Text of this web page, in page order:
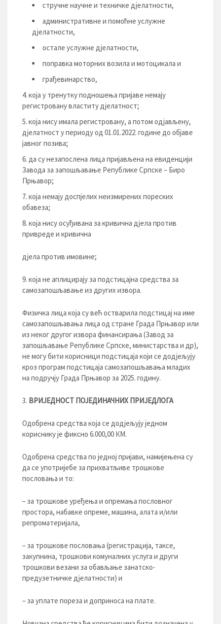
стручне научне и техничке дјелатности,
административне и помоћне услужне
дјелатности,
остале услужне дјелатности,
поправка моторних возила и мотоцикала и
грађевинарство,
која у тренутку подношења пријаве немају
регистровану властиту дјелатност;
која нису имала регистровану, а потом одјављену,
дјелатност у периоду од 01.01.2022. године до објаве
јавног позива;
да су незапослена лица пријављена на евиденцији
Завода за запошљавање Републике Српске – Биро
Прњавор;
која немају доспјелих неизмирених пореских
обавеза;
која нису осуђивана за кривична дјела против
привреде и кривична
дјела против имовине;
која не аплицирају за подстицајна средства за
самозапошљавање из других извора.
Физичка лица која су већ остварила подстицај на име
самозапошљавања лица од стране Града Прњавор или
из неког другог извора финансирања (Завод за
запошљавање Републике Српске, министарства и др),
не могу бити корисници подстицаја који се додјељују
кроз програм подстицаја самозапошљавања младих
на подручју Града Прњавор за 2025. годину.
ВРИЈЕДНОСТ ПОЈЕДИНАЧНИХ ПРИЈЕДЛОГА
Одобрена средства која се додјељују једном
кориснику је фиксно 6.000,00 КМ.
Одобрена средства по једној пријави, намијењена су
да се употријебе за прихватљиве трошкове
пословања и то:
– за трошкове уређења и опремања пословног
простора, набавке опреме, машина, алата и/или
репроматеријала,
– за трошкове пословања (регистрација, таксе,
закупнина, трошкови комуналних услуга и други
трошкови везани за обављање занатско-
предузетничке дјелатности) и
– за уплате пореза и доприноса на плате.